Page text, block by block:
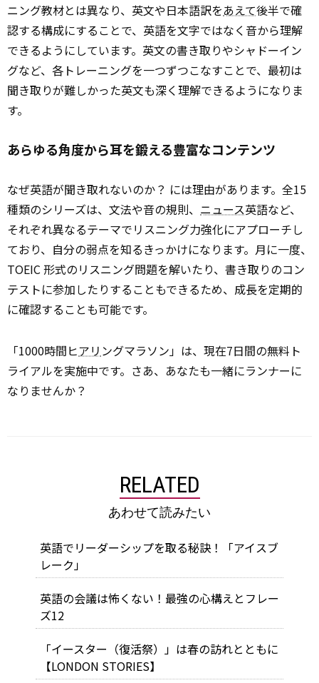
ニング教材とは異なり、英文や日本語訳をあえて後半で確
認する構成にすることで、英語を文字ではなく音から理解
できるようにしています。英文の書き取りやシャドーイン
グなど、各トレーニングを一つずつこなすことで、最初は
聞き取りが難しかった英文も深く理解できるようになりま
す。
あらゆる角度から耳を鍛える豊富なコンテンツ
なぜ英語が聞き取れないのか？ には理由があります。全15
種類のシリーズは、文法や音の規則、 ニュース英語など、
それぞれ異なるテーマでリスニング力強化にアプローチし
ており、自分の弱点を知るきっかけになります。月に一度、
TOEIC 形式のリスニング問題を解いたり、書き取りのコン
テストに参加したりすることもできるため、成長を定期的
に確認することも可能です。
「1000時間ヒアリ ングマラソン」は、現在7日間の無料ト
ライアルを実施中です。さあ、あなたも一緒にランナーに
なりませんか？
RELATED
あわせて読みたい
英語でリーダーシップを取る秘訣！「アイスブ
レーク」
英語の会議は怖くない！最強の心構えとフレー
ズ12
「イースター（復活祭）」は春の訪れとともに
【LONDON STORIES】